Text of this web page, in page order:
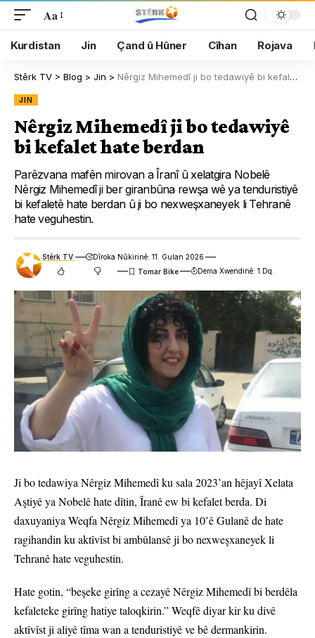
Aa
Kurdistan Jin Çand û Hûner Cîhan Rojava
Stêrk TV > Blog > Jin > Nêrgiz Mihemedî ji bo tedawiyê bi kefalet hate berdan
JIN
Nêrgiz Mihemedî ji bo tedawiyê
bi kefalet hate berdan
Parêzvana mafên mirovan a Îranî û xelatgira Nobelê
Nêrgiz Mihemedî ji ber giranbûna rewşa wê ya tenduristiyê
bi kefaletê hate berdan û ji bo nexweşxaneyek li Tehranê
hate veguhestin.
Stêrk TV
Dîroka Nûkirinê: 11. Gulan 2026
Dema Xwendinê: 1 Dq.
Ji bo tedawiya Nêrgiz Mihemedî ku sala 2023’an hêjayî Xelata
Aştiyê ya Nobelê hate dîtin, Îranê ew bi kefalet berda. Di
daxuyaniya Weqfa Nêrgiz Mihemedî ya 10’ê Gulanê de hate
ragihandin ku aktîvîst bi ambûlansê ji bo nexweşxaneyek li
Tehranê hate veguhestin.
Hate gotin, “beşeke girîng a cezayê Nêrgiz Mihemedî bi berdêla
kefaleteke girîng hatiye taloqkirin.” Weqfê diyar kir ku divê
aktîvîst ji aliyê tîma wan a tenduristiyê ve bê dermankirin.